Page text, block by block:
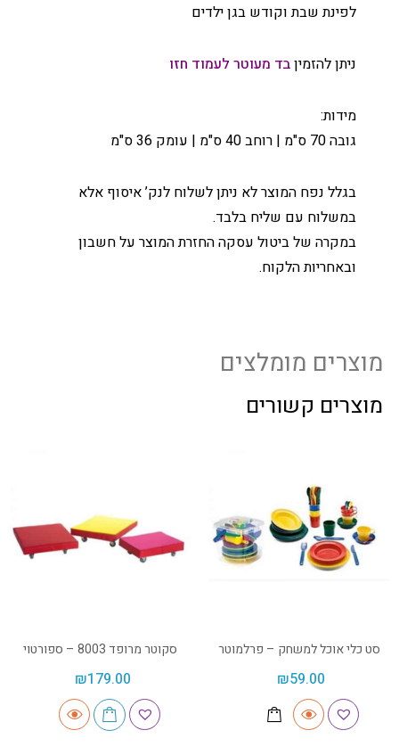
לפינת שבת וקודש בגן ילדים
ניתן להזמיןבד מעוטר לעמוד חזו
מידות:
גובה 70 ס"מ | רוחב 40 ס"מ | עומק 36 ס"מ
בגלל נפח המוצר לא ניתן לשלוח לנק’ איסוף אלא
במשלוח עם שליח בלבד.
במקרה של ביטול עסקה החזרת המוצר על חשבון
ובאחריות הלקוח.
מוצרים מומלצים
מוצרים קשורים
סט כלי אוכל למשחק – פרלמוטר
₪59.00
סקוטר מרופד 8003 – ספורטוי
₪179.00